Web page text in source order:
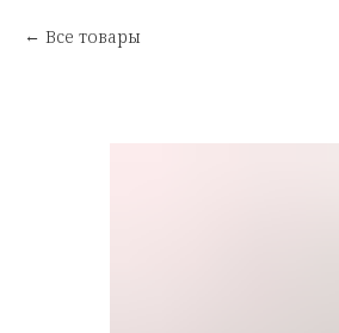
Все товары